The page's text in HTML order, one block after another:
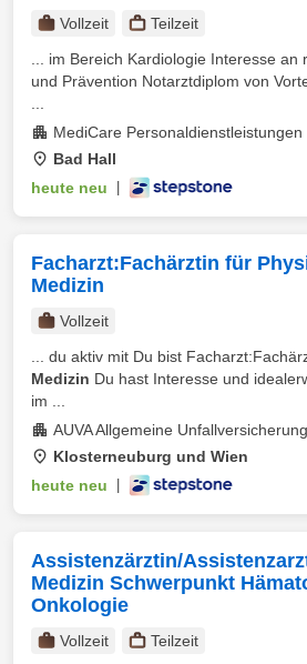
Vollzeit
Teilzeit
... im Bereich Kardiologie Interesse an
und Prävention Notarztdiplom von
MediCare Personaldienstleistungen
Bad Hall
heute neu
Facharzt:Fachärztin für
Medizin
Vollzeit
... du aktiv mit Du bist
Medizin Du hast Interesse und
im ...
AUVA Allgemeine
Klosterneuburg und Wien
heute neu
Assistenzärztin/
Medizin Schwerpunkt
Onkologie
Vollzeit
Teilzeit